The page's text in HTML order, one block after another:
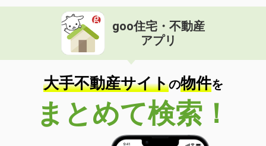
goo住宅・不動産
アプリ
大手不動産サイトの物件を
まとめて検索！